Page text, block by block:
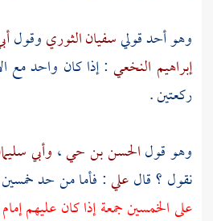
وهو أحد قوليسفيان الثوريوقول
إبراهيم النخعي : إذا كان واحد مع
ركعتين .
وهو قولالحسن بن حي، وأبي
نقول ؟ قالعلي: فأما من حد خمسين
على الخمسين جمعة إذا كان عليهم إمام